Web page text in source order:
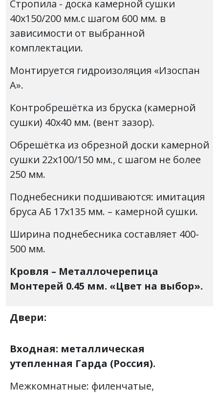
Стропила - доска камерной сушки
40х150/200 мм.с шагом 600 мм. в
зависимости от выбранной
комплектации.
Монтируется гидроизоляция «Изоспан
А».
Контробрешётка из бруска (камерной
сушки) 40х40 мм. (вент зазор).
Обрешётка из обрезной доски камерной
сушки 22х100/150 мм., с шагом не более
250 мм.
Поднебесники подшиваются: имитация
бруса АБ 17х135 мм. – камерной сушки.
Ширина поднебесника составляет 400-
500 мм.
Кровля – Металлочерепица
Монтерей 0.45 мм. «Цвет на выбор».
Двери:
Входная: металлическая
утепленная Гарда (Россия).
Межкомнатные: филенчатые,